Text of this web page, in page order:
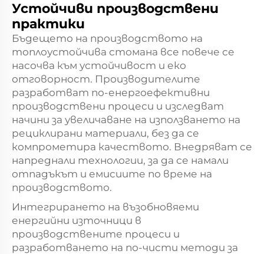
Устойчиви производствени
практики
Бъдещето на производството на
топлоустойчива стомана все повече се
насочва към устойчивост и еко
отговорност. Производителите
разработват по-енергоефективни
производствени процеси и изследват
начини за увеличаване на използването на
рециклирани материали, без да се
компрометира качеството. Внедряват се
напреднали технологии, за да се намали
отпадъкът и емисиите по време на
производството.
Интегрирането на възобновяеми
енергийни източници в
производствените процеси и
разработването на по-чисти методи за